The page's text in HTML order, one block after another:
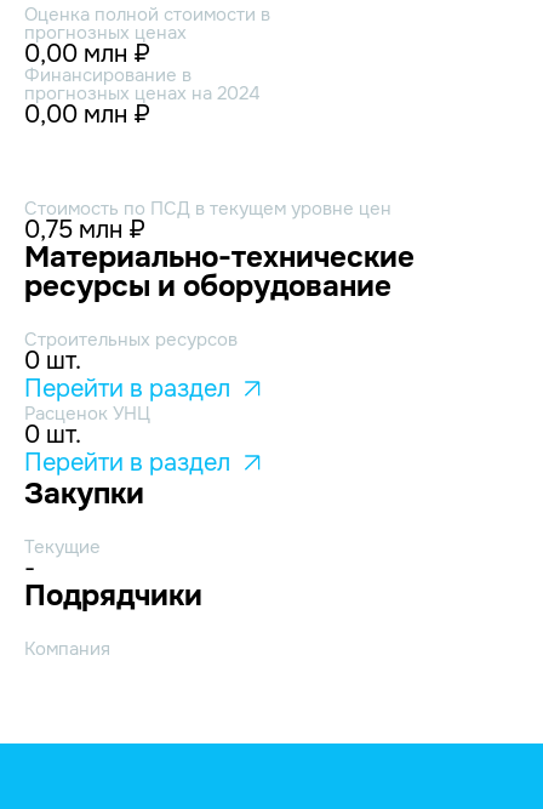
Оценка полной стоимости в
прогнозных ценах
0,00 млн ₽
Финансирование в
прогнозных ценах на 2024
0,00 млн ₽
Стоимость по ПСД в текущем уровне цен
0,75 млн ₽
Материально-технические
ресурсы и оборудование
Строительных ресурсов
0 шт.
Перейти в раздел
Расценок УНЦ
0 шт.
Перейти в раздел
Закупки
Текущие
-
Подрядчики
Компания